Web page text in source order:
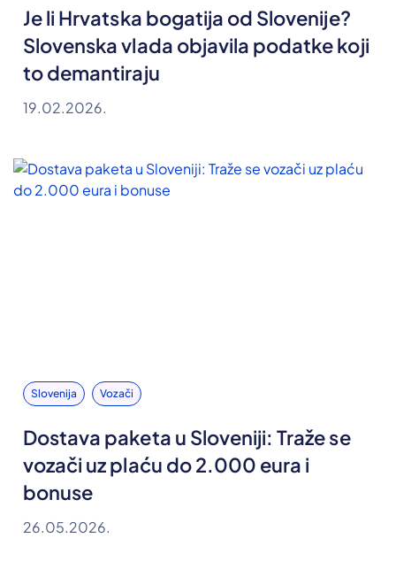
Je li Hrvatska bogatija od Slovenije?
Slovenska vlada objavila podatke koji
to demantiraju
19.02.2026.
Slovenija Vozači
Dostava paketa u Sloveniji: Traže se
vozači uz plaću do 2.000 eura i
bonuse
26.05.2026.